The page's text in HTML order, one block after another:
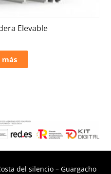
Elevable
del silencio – Guargacho